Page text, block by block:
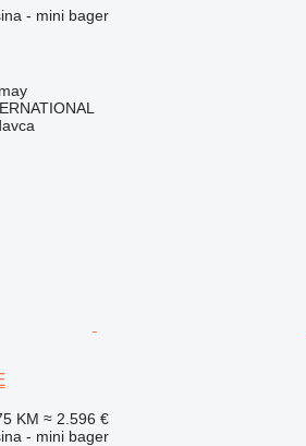
- mini bager
KM ≈ 2.596 €
- mini bager